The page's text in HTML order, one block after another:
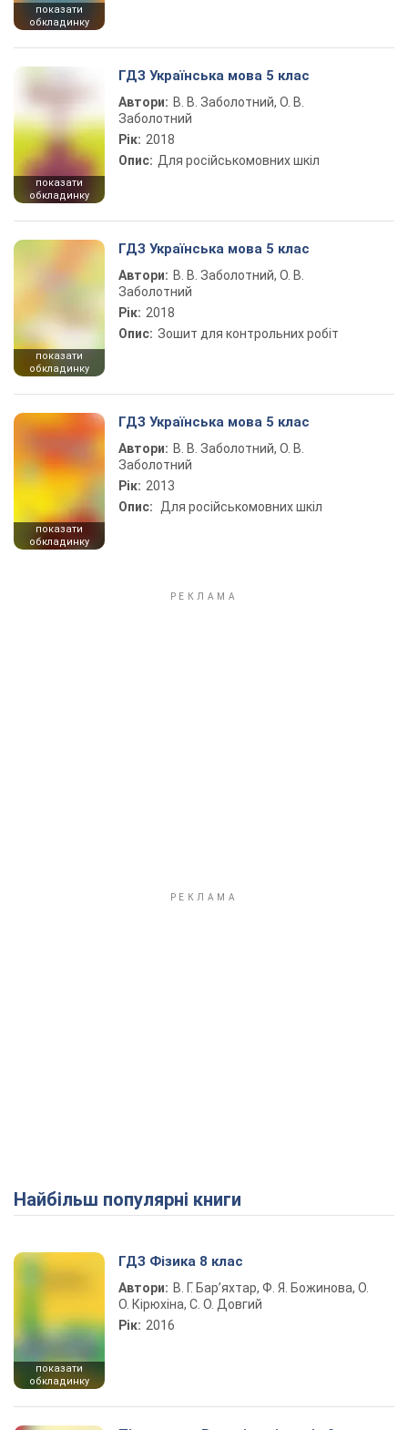
показати
обкладинку
показати
обкладинку
ГДЗ Українська мова 5 клас
Автори: В. В. Заболотний, О. В.
Заболотний
Рік: 2018
Опис: Для російськомовних шкіл
показати
обкладинку
ГДЗ Українська мова 5 клас
Автори: В. В. Заболотний, О. В.
Заболотний
Рік: 2018
Опис: Зошит для контрольних робіт
показати
обкладинку
ГДЗ Українська мова 5 клас
Автори: В. В. Заболотний, О. В.
Заболотний
Рік: 2013
Опис:
Для російськомовних шкіл
Найбільш популярні книги
показати
обкладинку
ГДЗ Фізика 8 клас
Автори: В. Г. Бар’яхтар, Ф. Я. Божинова, О.
О. Кірюхіна, С. О. Довгий
Рік: 2016